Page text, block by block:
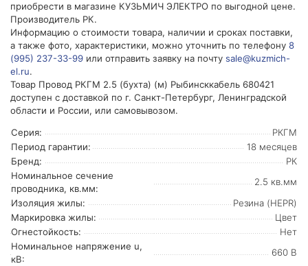
приобрести в магазине КУЗЬМИЧ ЭЛЕКТРО по выгодной цене.
Производитель РК.
Информацию о стоимости товара, наличии и сроках поставки,
а также фото, характеристики, можно уточнить по телефону 8
(995) 237-33-99 или отправить заявку на почту sale@kuzmich-
el.ru.
Товар Провод РКГМ 2.5 (бухта) (м) Рыбинсккабель 680421
доступен с доставкой по г. Санкт-Петербург, Ленинградской
области и России, или самовывозом.
Серия:
РКГМ
Период гарантии:
18 месяцев
Бренд:
РК
Номинальное сечение
проводника, кв.мм:
2.5 кв.мм
Изоляция жилы:
Резина (HEPR)
Маркировка жилы:
Цвет
Огнестойкость:
Нет
Номинальное напряжение u,
кВ:
660 В